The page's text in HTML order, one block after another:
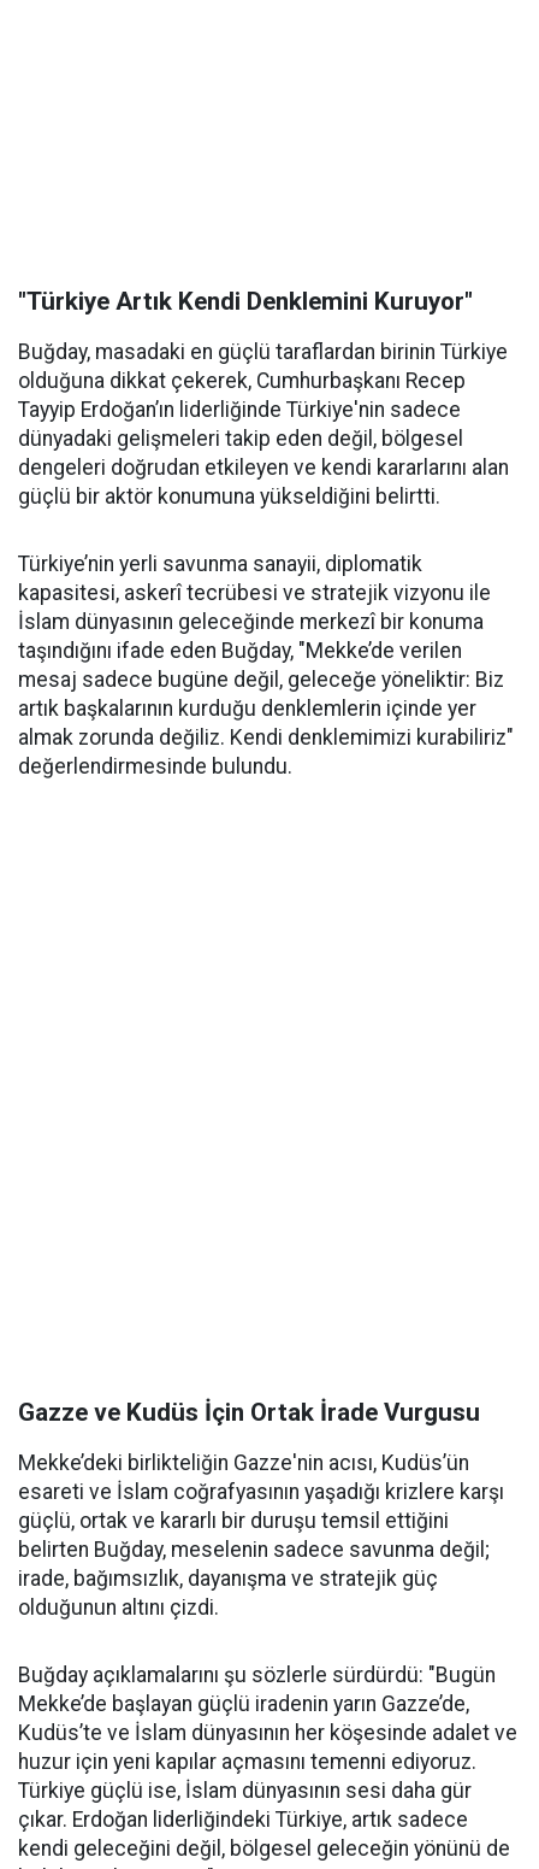
"Türkiye Artık Kendi Denklemini Kuruyor"
Buğday, masadaki en güçlü taraflardan birinin Türkiye
olduğuna dikkat çekerek, Cumhurbaşkanı Recep
Tayyip Erdoğan’ın liderliğinde Türkiye'nin sadece
dünyadaki gelişmeleri takip eden değil, bölgesel
dengeleri doğrudan etkileyen ve kendi kararlarını alan
güçlü bir aktör konumuna yükseldiğini belirtti.
Türkiye’nin yerli savunma sanayii, diplomatik
kapasitesi, askerî tecrübesi ve stratejik vizyonu ile
İslam dünyasının geleceğinde merkezî bir konuma
taşındığını ifade eden Buğday, "Mekke’de verilen
mesaj sadece bugüne değil, geleceğe yöneliktir: Biz
artık başkalarının kurduğu denklemlerin içinde yer
almak zorunda değiliz. Kendi denklemimizi kurabiliriz"
değerlendirmesinde bulundu.
Gazze ve Kudüs İçin Ortak İrade Vurgusu
Mekke’deki birlikteliğin Gazze'nin acısı, Kudüs’ün
esareti ve İslam coğrafyasının yaşadığı krizlere karşı
güçlü, ortak ve kararlı bir duruşu temsil ettiğini
belirten Buğday, meselenin sadece savunma değil;
irade, bağımsızlık, dayanışma ve stratejik güç
olduğunun altını çizdi.
Buğday açıklamalarını şu sözlerle sürdürdü: "Bugün
Mekke’de başlayan güçlü iradenin yarın Gazze’de,
Kudüs’te ve İslam dünyasının her köşesinde adalet ve
huzur için yeni kapılar açmasını temenni ediyoruz.
Türkiye güçlü ise, İslam dünyasının sesi daha gür
çıkar. Erdoğan liderliğindeki Türkiye, artık sadece
kendi geleceğini değil, bölgesel geleceğin yönünü de